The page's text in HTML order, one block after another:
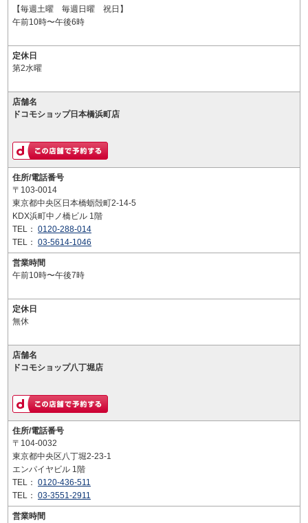
【毎週土曜 毎週日曜 祝日】
午前10時〜午後6時
定休日
第2水曜
店舗名
ドコモショップ日本橋浜町店
住所/電話番号
〒103-0014
東京都中央区日本橋蛎殻町2-14-5
KDX浜町中ノ橋ビル 1階
TEL： 0120-288-014
TEL： 03-5614-1046
営業時間
午前10時〜午後7時
定休日
無休
店舗名
ドコモショップ八丁堀店
住所/電話番号
〒104-0032
東京都中央区八丁堀2-23-1
エンパイヤビル 1階
TEL： 0120-436-511
TEL： 03-3551-2911
営業時間